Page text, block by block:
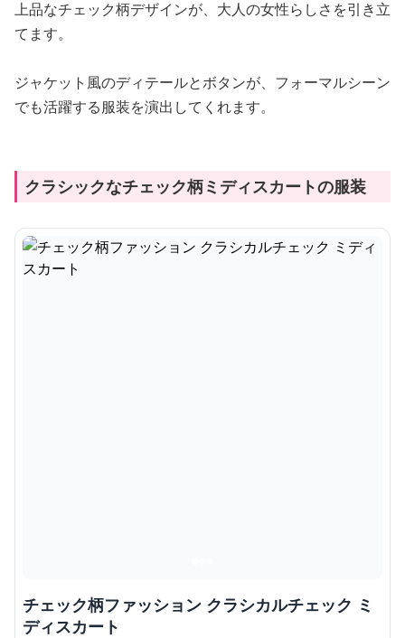
上品なチェック柄デザインが、大人の女性らしさを引き立
てます。
ジャケット風のディテールとボタンが、フォーマルシーン
でも活躍する服装を演出してくれます。
クラシックなチェック柄ミディスカートの服装
チェック柄ファッション クラシカルチェック ミ
ディスカート